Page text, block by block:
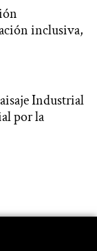
inclusiva,
Industrial
por la